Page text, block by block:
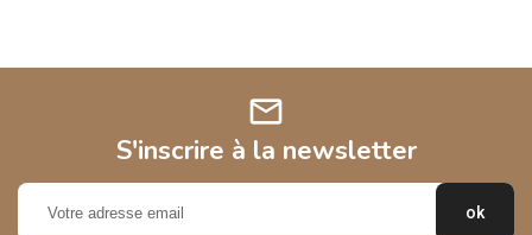
mail
S'inscrire à la newsletter